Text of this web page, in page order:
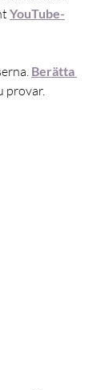
YouTube-
Berätta
provar.